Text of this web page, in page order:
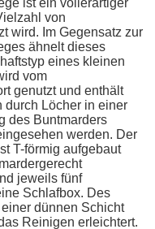
ist ein volierartiger
von
wird. Im Gegensatz zur
ähnelt dieses
eines kleinen
vom
genutzt und enthält
durch Löcher in einer
des Buntmarders
werden. Der
T-förmig aufgebaut
jeweils fünf
Schlafbox. Des
dünnen Schicht
Reinigen erleichtert.